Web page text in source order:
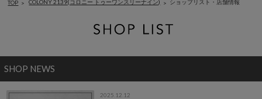
TOP COLONY 2139(コロニー トゥーワンスリーナイン) ショップリスト・店舗情報
SHOP NEWS
2025.12.12